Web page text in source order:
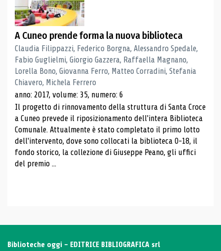
A Cuneo prende forma la nuova biblioteca
Claudia Filippazzi, Federico Borgna, Alessandro Spedale,
Fabio Guglielmi, Giorgio Gazzera, Raffaella Magnano,
Lorella Bono, Giovanna Ferro, Matteo Corradini, Stefania
Chiavero, Michela Ferrero
anno: 2017, volume: 35, numero: 6
Il progetto di rinnovamento della struttura di Santa Croce
a Cuneo prevede il riposizionamento dell'intera Biblioteca
Comunale. Attualmente è stato completato il primo lotto
dell'intervento, dove sono collocati la biblioteca 0-18, il
fondo storico, la collezione di Giuseppe Peano, gli uffici
del premio ...
Biblioteche oggi - EDITRICE BIBLIOGRAFICA srl